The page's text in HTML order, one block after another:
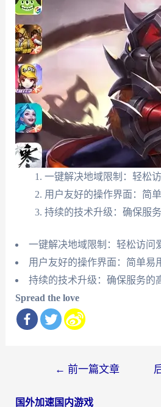
一键解决地域限制：轻松
用户友好的操作界面：简单
持续的技术升级：确保服
一键解决地域限制：轻松访问
用户友好的操作界面：简单易
持续的技术升级：确保服务的
Spread the love
导
← 前一篇文章
国外加速国内游戏